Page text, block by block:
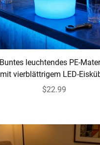
Buntes leuchtendes PE-
mit vierblättrigem LED-
$22.99